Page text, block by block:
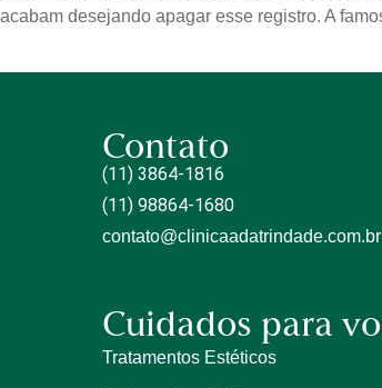
desejando apagar esse registro. A
Contato
(11) 3864-1816
(11) 98864-1680
contato@clinicaadatrindade.com.br
Cuidados para
Tratamentos Estéticos